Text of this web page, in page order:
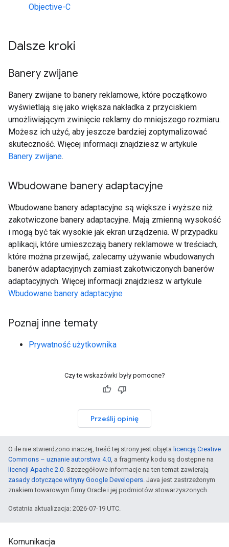
Objective-C
Dalsze kroki
Banery zwijane
Banery zwijane to banery reklamowe, które początkowo
wyświetlają się jako większa nakładka z przyciskiem
umożliwiającym zwinięcie reklamy do mniejszego rozmiaru.
Możesz ich użyć, aby jeszcze bardziej zoptymalizować
skuteczność. Więcej informacji znajdziesz w artykule
Banery zwijane.
Wbudowane banery adaptacyjne
Wbudowane banery adaptacyjne są większe i wyższe niż
zakotwiczone banery adaptacyjne. Mają zmienną wysokość
i mogą być tak wysokie jak ekran urządzenia. W przypadku
aplikacji, które umieszczają banery reklamowe w treściach,
które można przewijać, zalecamy używanie wbudowanych
banerów adaptacyjnych zamiast zakotwiczonych banerów
adaptacyjnych. Więcej informacji znajdziesz w artykule
Wbudowane banery adaptacyjne
Poznaj inne tematy
Prywatność użytkownika
Czy te wskazówki były pomocne?
Prześlij opinię
O ile nie stwierdzono inaczej, treść tej strony jest objęta licencją Creative
Commons – uznanie autorstwa 4.0, a fragmenty kodu są dostępne na
licencji Apache 2.0. Szczegółowe informacje na ten temat zawierają
zasady dotyczące witryny Google Developers. Java jest zastrzeżonym
znakiem towarowym firmy Oracle i jej podmiotów stowarzyszonych.
Ostatnia aktualizacja: 2026-07-19 UTC.
Komunikacja